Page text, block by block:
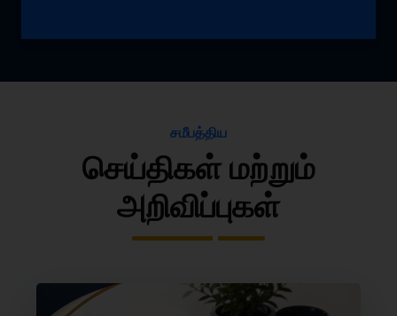
சமீபத்திய
செய்திகள் மற்றும்
அறிவிப்புகள்